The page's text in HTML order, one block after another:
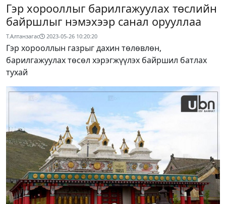
Гэр хорооллыг барилгажуулах төслийн
байршлыг нэмэхээр санал орууллаа
Т.Алтанзагас 2023-05-26 10:20:20
Гэр хорооллын газрыг дахин төлөвлөн,
барилгажуулах төсөл хэрэгжүүлэх байршил батлах
тухай